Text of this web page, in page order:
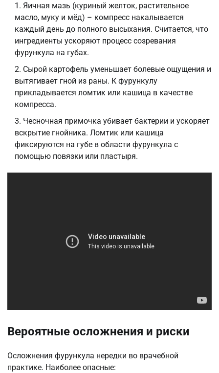
Яичная мазь (куриный желток, растительное
масло, муку и мёд) – компресс накалывается
каждый день до полного высыхания. Считается, что
ингредиенты ускоряют процесс созревания
фурункула на губах.
Сырой картофель уменьшает болевые ощущения и
вытягивает гной из раны. К фурункулу
прикладывается ломтик или кашица в качестве
компресса.
Чесночная примочка убивает бактерии и ускоряет
вскрытие гнойника. Ломтик или кашица
фиксируются на губе в области фурункула с
помощью повязки или пластыря.
Вероятные осложнения и риски
Осложнения фурункула нередки во врачебной
практике. Наиболее опасные: